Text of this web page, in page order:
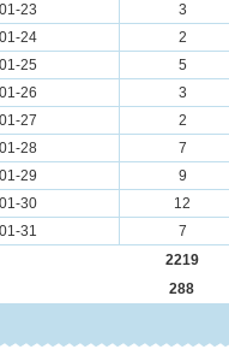
23
3
24
2
25
5
26
3
27
2
28
7
29
9
30
12
31
7
2219
288